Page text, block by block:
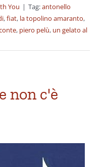
You | Tag:antonello
,fiat, la topolino amaranto,
, piero pelù, un gelato al
non c'è